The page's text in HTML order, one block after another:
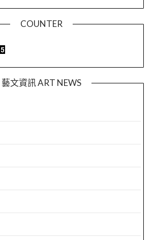
COUNTER
藝文資訊 ART NEWS